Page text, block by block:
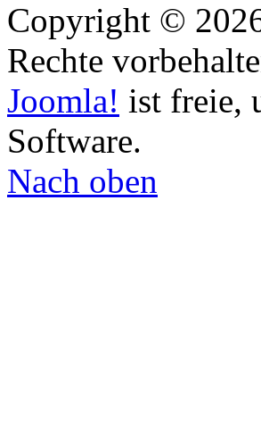
Copyright ©
Rechte
Joomla! ist freie,
Software.
Nach oben